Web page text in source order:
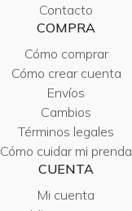
Contacto
COMPRA
Cómo comprar
Cómo crear cuenta
Envíos
Cambios
Términos legales
Cómo cuidar mi prenda
CUENTA
Mi cuenta